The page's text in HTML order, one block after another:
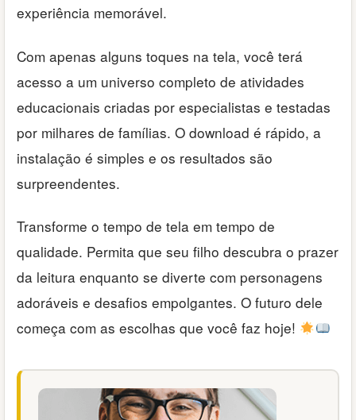
experiência memorável.
Com apenas alguns toques na tela, você terá
acesso a um universo completo de atividades
educacionais criadas por especialistas e testadas
por milhares de famílias. O download é rápido, a
instalação é simples e os resultados são
surpreendentes.
Transforme o tempo de tela em tempo de
qualidade. Permita que seu filho descubra o prazer
da leitura enquanto se diverte com personagens
adoráveis e desafios empolgantes. O futuro dele
começa com as escolhas que você faz hoje!